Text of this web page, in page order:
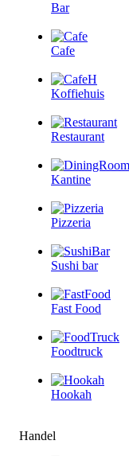
Bar
Cafe
Koffiehuis
Restaurant
Kantine
Pizzeria
Sushi bar
Fast Food
Foodtruck
Hookah
Handel